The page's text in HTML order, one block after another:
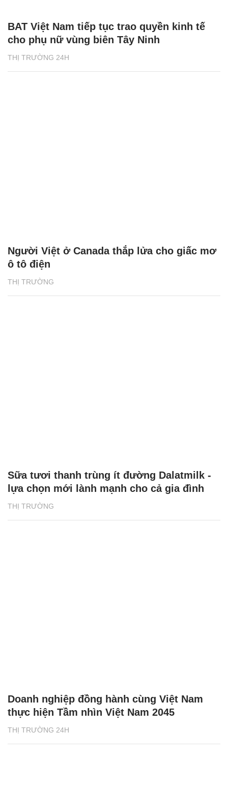
THỊ TRƯỜNG 24H
BAT Việt Nam tiếp tục trao quyền kinh tế
cho phụ nữ vùng biên Tây Ninh
THỊ TRƯỜNG
Người Việt ở Canada thắp lửa cho giấc mơ
ô tô điện
THỊ TRƯỜNG
Sữa tươi thanh trùng ít đường Dalatmilk -
lựa chọn mới lành mạnh cho cả gia đình
THỊ TRƯỜNG 24H
Doanh nghiệp đồng hành cùng Việt Nam
thực hiện Tầm nhìn Việt Nam 2045